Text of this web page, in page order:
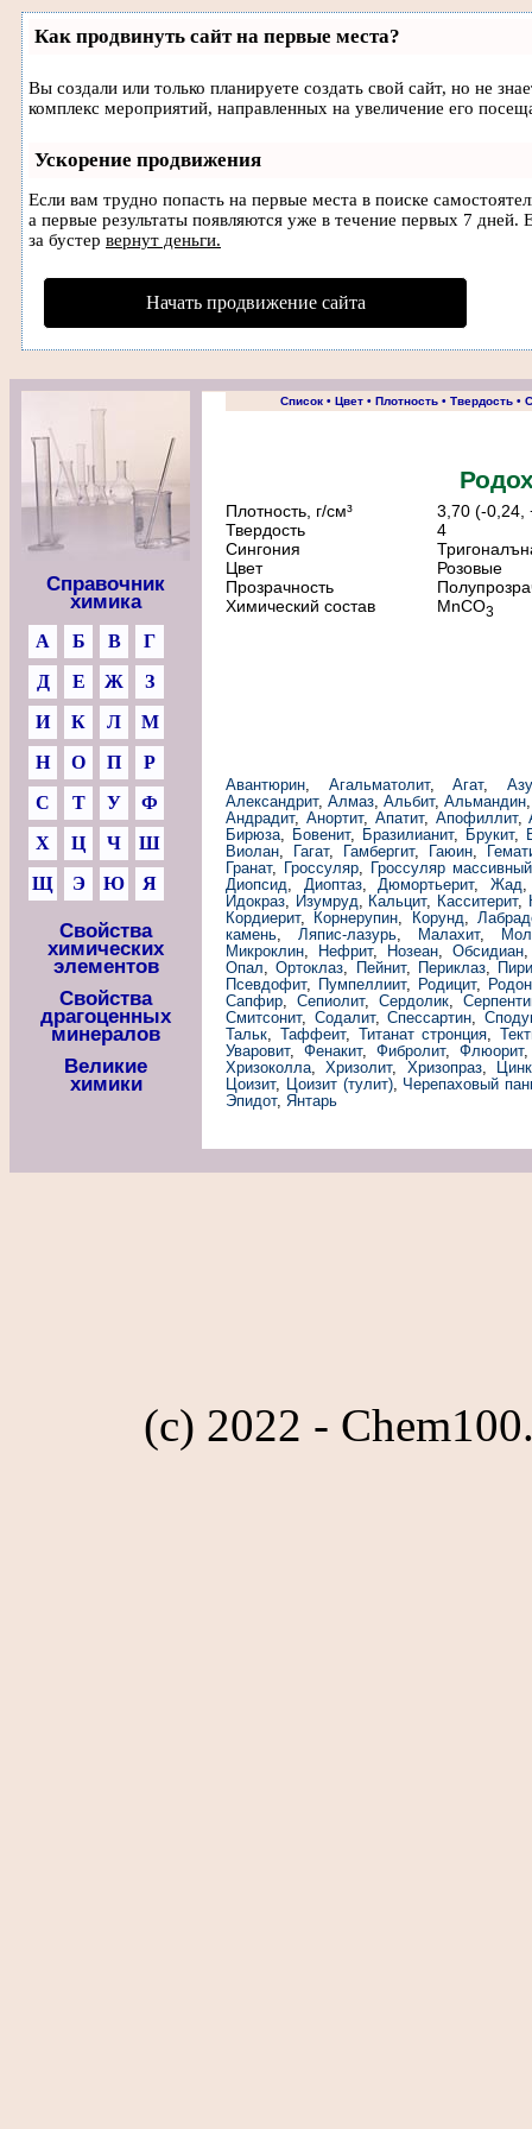
Как продвинуть сайт на первые места?
Вы создали или только планируете создать свой сайт, но не
комплекс мероприятий, направленных на увеличение его
Ускорение продвижения
Если вам трудно попасть на первые места в поиске
а первые результаты появляются уже в течение первых 7
за бустер вернут деньги.
Начать продвижение сайта
Справочник
химика
А Б В
Г
Д
Е Ж
З
И
К Л
М
Н
О П
Р
С
Т У
Ф
Х
Ц Ч
Ш
Щ
Э Ю Я
Свойства
химических
элементов
Свойства
драгоценных
минералов
Великие
химики
Список• Цвет• Плотность• Твердость•
Плотность, г/cм³
3,70 (-0,24,
Твердость
4
Сингония
Цвет
Розовые
Прозрачность
Химический состав
MnCO3
Авантюрин, Агальматолит, Агат,
Александрит,Алмаз,Альбит,Альмандин
Андрадит, Анортит, Апатит, Апофиллит,
Бирюза, Бовенит, Бразилианит, Брукит,
Виолан, Гагат, Гамбергит, Гаюин,
Гранат, Гроссуляр, Гроссуляр массивный
Диопсид, Диоптаз,Дюмортьерит,Жад
Идокраз, Изумруд, Кальцит, Касситерит,
Кордиерит, Корнерупин, Корунд,
камень, Ляпис-лазурь, Малахит,
Микроклин, Нефрит, Нозеан,Обсидиан
Опал,Ортоклаз, Пейнит, Периклаз,
Псевдофит, Пумпеллиит, Родицит,
Сапфир, Сепиолит, Сердолик,
Смитсонит, Содалит,Спессартин,
Тальк, Таффеит, Титанат стронция,
Уваровит, Фенакит, Фибролит, Флюорит
Хризоколла,Хризолит, Хризопраз,
Цоизит, Цоизит (тулит), Черепаховый
Эпидот, Янтарь
(c) 2022 -